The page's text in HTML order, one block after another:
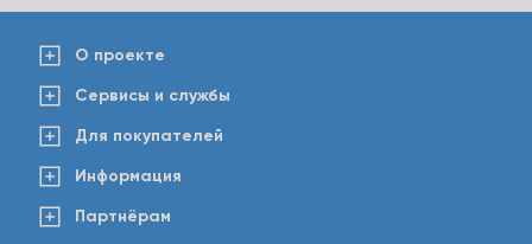
О проекте
Сервисы и службы
Для покупателей
Информация
Партнёрам